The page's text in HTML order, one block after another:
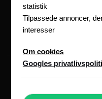
BLOG
JOB
statistik
Tilpassede annoncer,
interesser
Om cookies
Googles